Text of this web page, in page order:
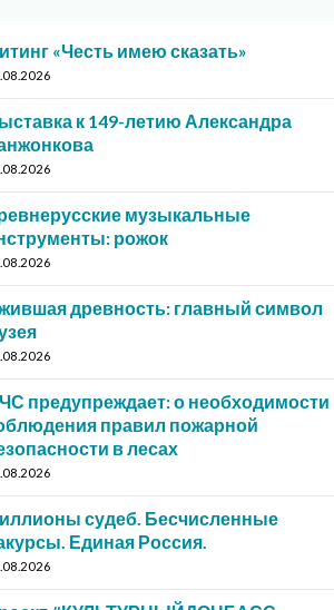
«Честь имею сказать»
к 149-летию Александра
музыкальные
рожок
древность: главный символ
предупреждает: о необходимости
правил пожарной
в лесах
судеб. Бесчисленные
Единая Россия.